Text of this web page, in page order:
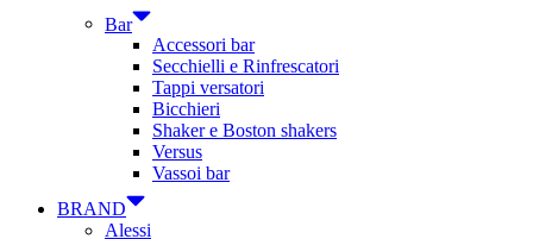
Bar
Accessori bar
Secchielli e Rinfrescatori
Tappi versatori
Bicchieri
Shaker e Boston shakers
Versus
Vassoi bar
BRAND
Alessi